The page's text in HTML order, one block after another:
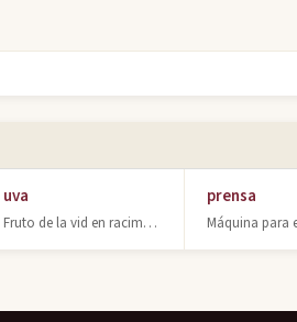
uva
Fruto de la vid en racimos, rico en azúcares. Base de la fermentación y elaborac
prensa